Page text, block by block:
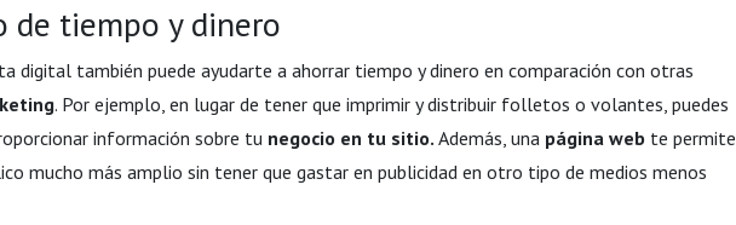
de tiempo y dinero
digital también puede ayudarte a ahorrar tiempo y dinero en comparación con otras
. Por ejemplo, en lugar de tener que imprimir y distribuir folletos o volantes, puedes
información sobre tu negocio en tu sitio. Además, una página web te permite
mucho más amplio sin tener que gastar en publicidad en otro tipo de medios menos